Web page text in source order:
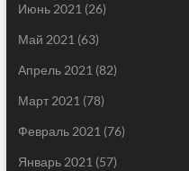
Июнь 2021 (26)
Май 2021 (63)
Апрель 2021 (82)
Март 2021 (78)
Февраль 2021 (76)
Январь 2021 (57)